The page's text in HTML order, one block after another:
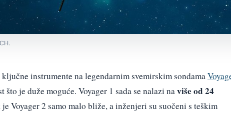
instrumente na legendarnim svemirskim sondama
je duže moguće. Voyager 1 sada se nalazi naviše od 24
Voyager 2 samo malo bliže, a inženjeri su suočeni s teškim